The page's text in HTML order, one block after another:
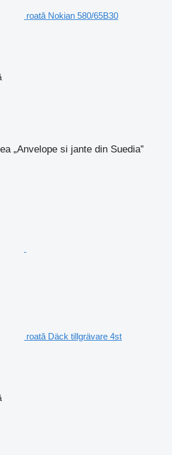
roată Nokian 580/65B30
„Anvelope si jante din Suedia”
roată Däck tillgrävare 4st